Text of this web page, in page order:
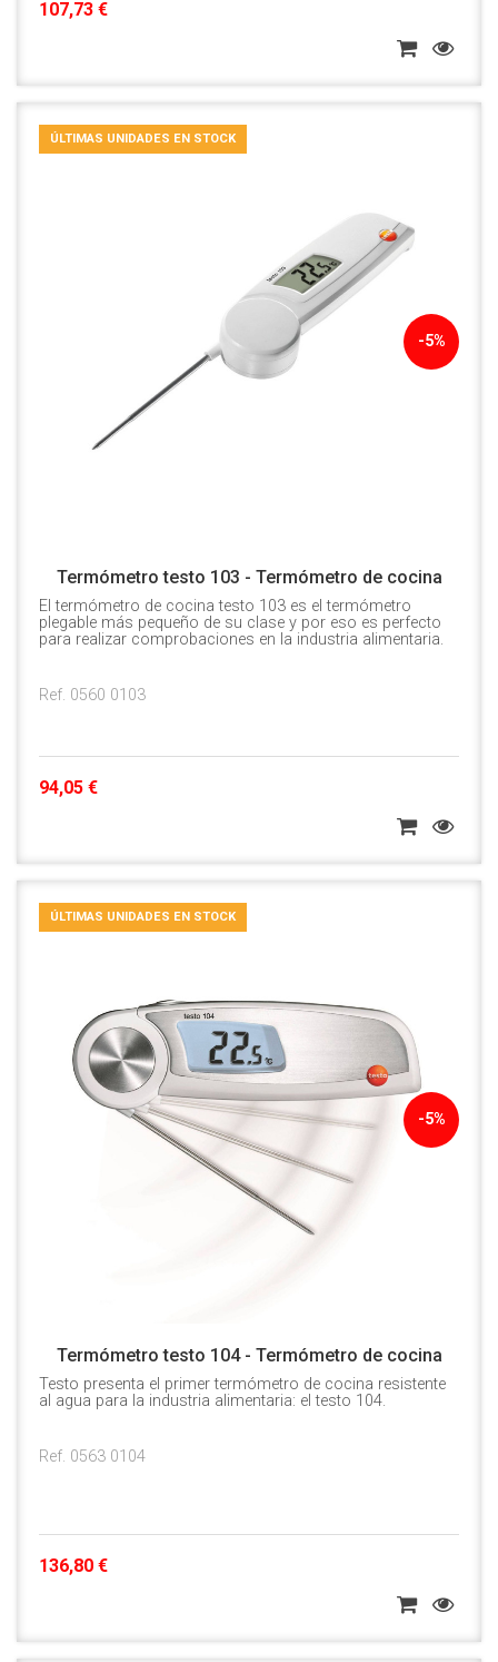
107,73 €
-5%
ÚLTIMAS UNIDADES EN STOCK
Termómetro testo 103 - Termómetro de cocina
El termómetro de cocina testo 103 es el termómetro
plegable más pequeño de su clase y por eso es perfecto
para realizar comprobaciones en la industria alimentaria.
Ref. 0560 0103
94,05 €
-5%
ÚLTIMAS UNIDADES EN STOCK
Termómetro testo 104 - Termómetro de cocina
Testo presenta el primer termómetro de cocina resistente
al agua para la industria alimentaria: el testo 104.
Ref. 0563 0104
136,80 €